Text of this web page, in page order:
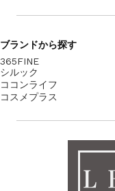
ブランドから探す
365FINE
シルック
ココンライフ
コスメプラス
Ｌ